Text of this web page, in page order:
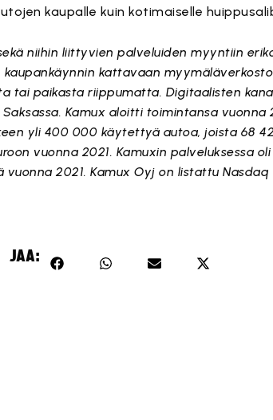
kaupalle kuin kotimaiselle
niihin liittyvien palveluiden myyntiin
kattavaan
tai paikasta riippumatta. Digitaalisten
Kamux aloitti toimintansa vuonna
yli 400 000 käytettyä autoa, joista 68
vuonna 2021. Kamuxin palveluksessa
2021. Kamux Oyj on listattu Nasdaq
JAA: